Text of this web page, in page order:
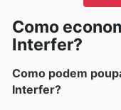
Como
Interfer?
Como podem
Interfer?